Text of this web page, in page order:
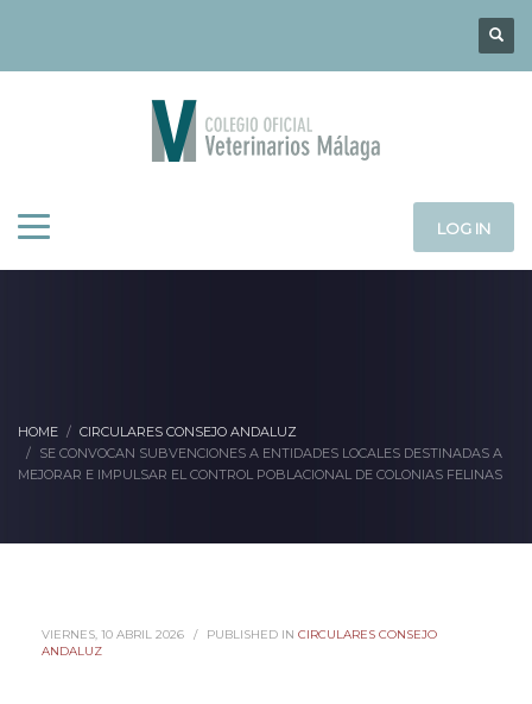
LOG IN
HOME
CIRCULARES CONSEJO ANDALUZ
SE CONVOCAN SUBVENCIONES A ENTIDADES LOCALES DESTINADAS A
MEJORAR E IMPULSAR EL CONTROL POBLACIONAL DE COLONIAS FELINAS
VIERNES, 10 ABRIL 2026 / PUBLISHED IN CIRCULARES CONSEJO
ANDALUZ